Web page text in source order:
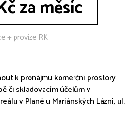
za měsíc
+ provize RK
k pronájmu komerční prostory
či skladovacím účelům v
v Plané u Mariánských Lázní, ul.